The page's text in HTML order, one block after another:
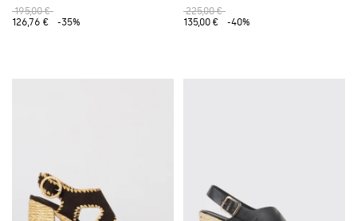
195,00 €
126,76 €
-35%
225,00 €
135,00 €
-40%